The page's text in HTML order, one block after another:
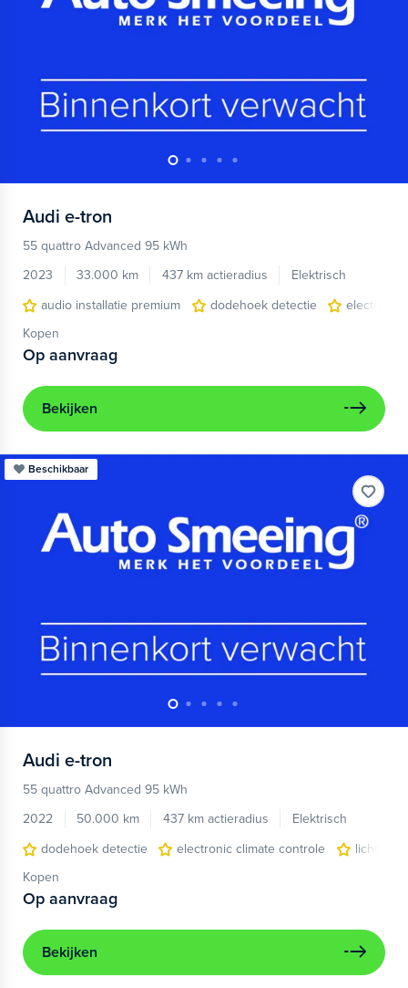
Audi e-tron
55 quattro Advanced 95 kWh
2023
33.000 km 437 km actieradius
Elektrisch
audio installatie premium
dodehoek detectie
electronic
Kopen
Op aanvraag
Bekijken
Beschikbaar
Audi e-tron
55 quattro Advanced 95 kWh
2022
50.000 km 437 km actieradius
Elektrisch
dodehoek detectie
electronic climate controle
Kopen
Op aanvraag
Bekijken